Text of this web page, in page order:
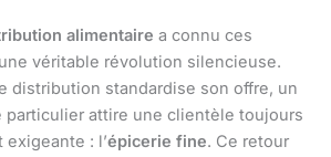
alimentaire a connu ces
véritable révolution silencieuse.
distribution standardise son offre, un
particulier attire une clientèle toujours
: l’épicerie fine. Ce retour